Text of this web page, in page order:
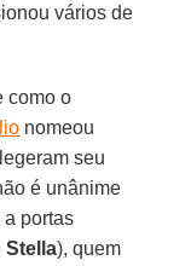
vários de
como o
nomeou
seu
é unânime
a portas
Stella), quem